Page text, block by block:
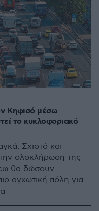
Κηφισό μέσω
το κυκλοφοριακό
Σχιστό και
ολοκλήρωση της
θα δώσουν
αγχωτική πόλη για